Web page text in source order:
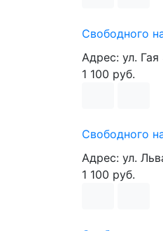
Свободного
Адрес: ул. Гая
1 100 руб.
Свободного
Адрес: ул.
1 100 руб.